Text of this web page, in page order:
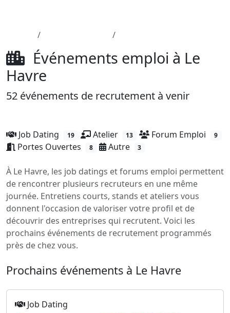
Événements emploi à Le
Havre
52 événements de recrutement à venir
Job Dating 19 Atelier 13 Forum Emploi 9
Portes Ouvertes 8 Autre 3
À Le Havre, les job datings et forums emploi permettent
de rencontrer plusieurs recruteurs en une même
journée. Entretiens courts, stands et ateliers vous
donnent l'occasion de valoriser votre profil et de
découvrir des entreprises qui recrutent. Voici les
prochains événements de recrutement programmés
près de chez vous.
Prochains événements à Le Havre
Job Dating